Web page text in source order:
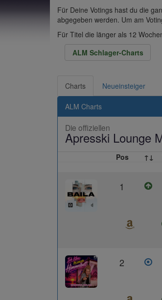
Für Deine Votings hast du die
abgegeben werden. Um am
Für Titel die länger als 12
ALM Schlager-Charts
Charts Neueinsteiger
ALM Charts
Die offiziellen
Apresski Lounge
Pos ↑↓
1
2